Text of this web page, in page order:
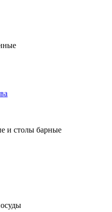
и столы барные